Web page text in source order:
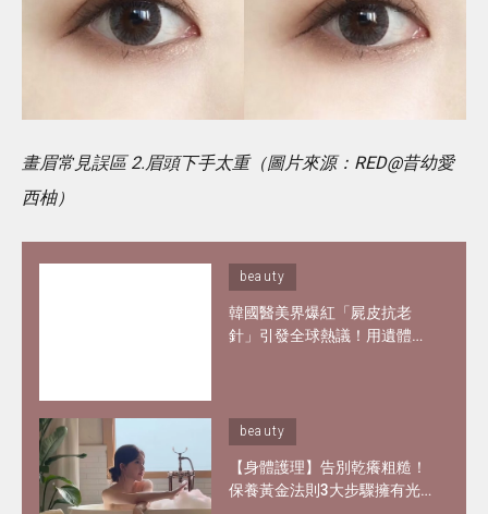
畫眉常見誤區 2.眉頭下手太重（圖片來源：RED@昔幼愛
西柚）
beauty
韓國醫美界爆紅「屍皮抗老
針」引發全球熱議！用遺體皮
beauty
【身體護理】告別乾癢粗糙！
保養黃金法則3大步驟擁有光